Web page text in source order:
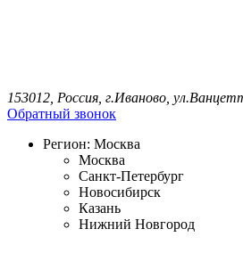
153012, Россия, г.Иваново,
Обратный звонок
Регион: Москва
Москва
Санкт-Петербург
Новосибирск
Казань
Нижний Новгород